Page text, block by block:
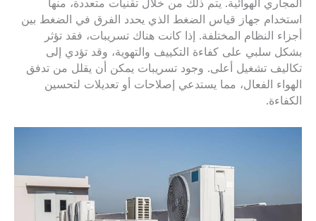
المجاري الهوائية. يتم ذلك من خلال تقنيات متعددة، منها
استخدام جهاز قياس الضغط الذي يحدد الفرق في الضغط بين
أجزاء النظام المختلفة. إذا كانت هناك تسريبات، فقد تؤثر
بشكل سلبي على كفاءة التكييف والتهوية، وقد تؤدي إلى
تكاليف تشغيل أعلى. وجود تسريبات يمكن أن يقلل من تدفق
الهواء الفعال، مما يستدعي إصلاحات أو تعديلات لتحسين
الكفاءة.